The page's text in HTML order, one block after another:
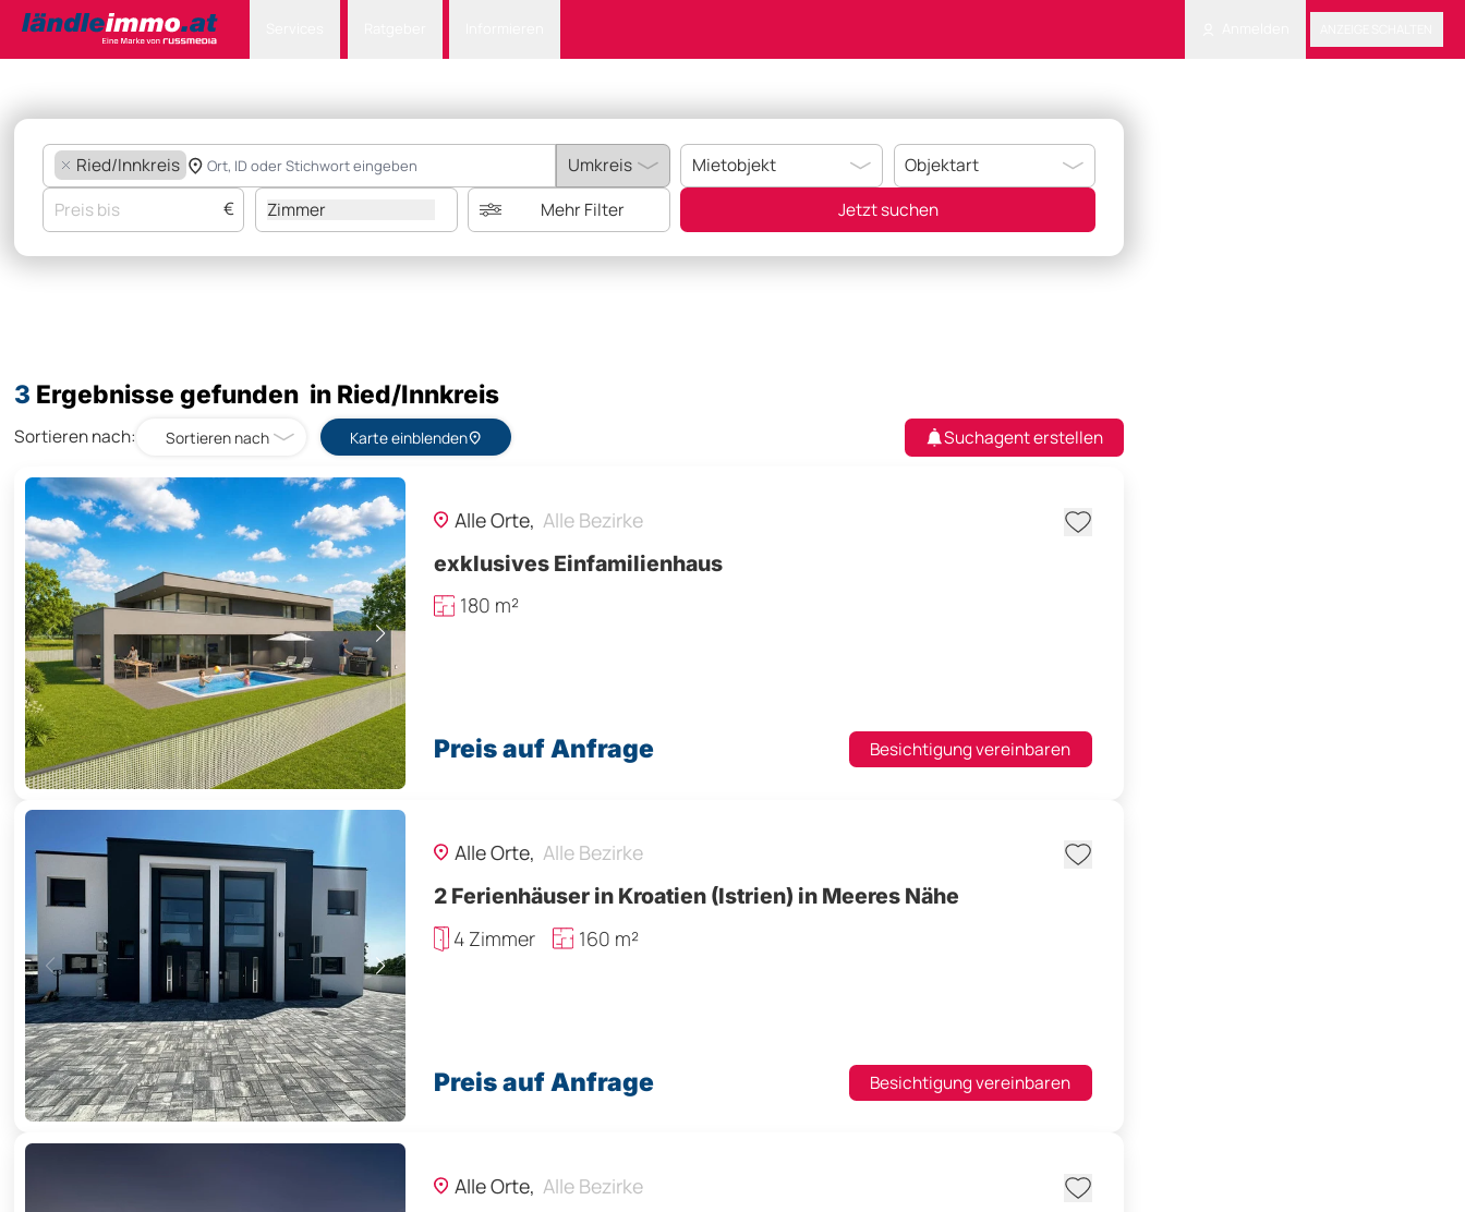
Ried/Innkreis
€
Zimmer Mehr Filter Jetzt suchen
3 Ergebnisse gefunden in Ried/Innkreis
Sortieren nach: Sortieren nach Karte einblenden Suchagent erstellen
Alle Orte, Alle Bezirke
exklusives Einfamilienhaus
180 m²
Preis auf Anfrage Besichtigung vereinbaren
Alle Orte, Alle Bezirke
2 Ferienhäuser in Kroatien (Istrien) in Meeres Nähe
4 Zimmer
160 m²
Preis auf Anfrage Besichtigung vereinbaren
Alle Orte, Alle Bezirke